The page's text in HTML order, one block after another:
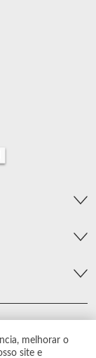
melhorar o
site e